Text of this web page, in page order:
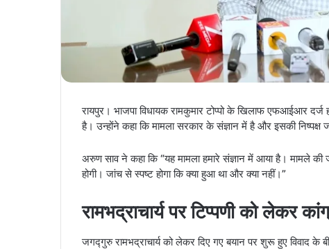
रायपुर। भाजपा विधायक रामकुमार टोप्पो के खिलाफ एफआईआर
है। उन्होंने कहा कि मामला सरकार के संज्ञान में है और इसकी निष्पक्ष
अरुण साव ने कहा कि “यह मामला हमारे संज्ञान में आया है। मामले
होगी। जांच से स्पष्ट होगा कि क्या हुआ था और क्या नहीं।”
रामभद्राचार्य पर टिप्पणी को लेकर
जगद्गुरु रामभद्राचार्य को लेकर दिए गए बयान पर शुरू हुए विवाद के